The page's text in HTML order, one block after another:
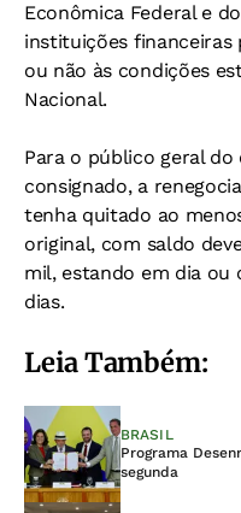
Econômica Federal e
instituições financeiras
ou não às condições
Nacional.
Para o público geral
consignado, a
tenha quitado ao
original, com saldo
mil, estando em dia ou
dias.
Leia Também:
BRASIL
Programa
segunda